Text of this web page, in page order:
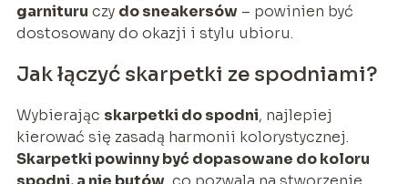
garnituru czy do sneakersów– powinien być
dostosowany do okazji i stylu ubioru.
Jak łączyć skarpetki ze spodniami?
Wybierając skarpetki do spodni, najlepiej
kierować się zasadą harmonii kolorystycznej.
Skarpetki powinny być dopasowane do koloru